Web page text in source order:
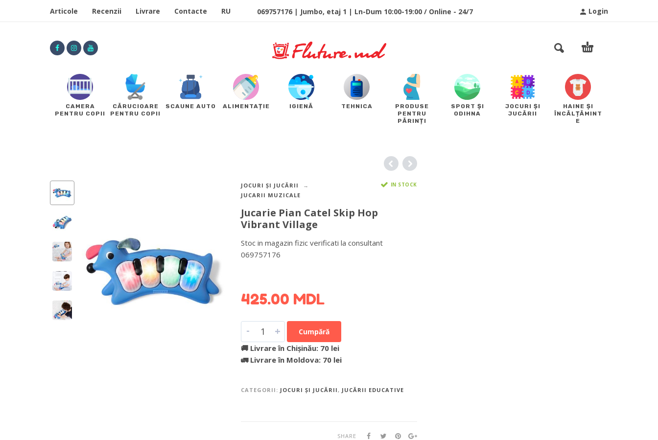
Login
Articole Recenzii Livrare Contacte RU 069757176 | Jumbo, etaj 1 | Ln-Dum 10:00-19:00 / Online - 24/7
CAMERA
PENTRU COPII
CĂRUCIOARE
PENTRU COPII
SCAUNE AUTO ALIMENTAȚIE IGIENĂ TEHNICA
PRODUSE
PENTRU
PĂRINȚI
SPORT ȘI
ODIHNA
JOCURI ȘI
JUCĂRII
HAINE ȘI
ÎNCĂLȚĂMINT
E
JOCURI ȘI JUCĂRII
JUCARII MUZICALE
IN STOCK
Jucarie Pian Catel Skip Hop
Vibrant Village
Stoc in magazin fizic verificati la consultant
069757176
425.00 MDL
- + Cumpără
🚚 Livrare în Chișinău: 70 lei
🚛 Livrare în Moldova: 70 lei
CATEGORII: JOCURI ȘI JUCĂRII , JUCĂRII EDUCATIVE
SHARE